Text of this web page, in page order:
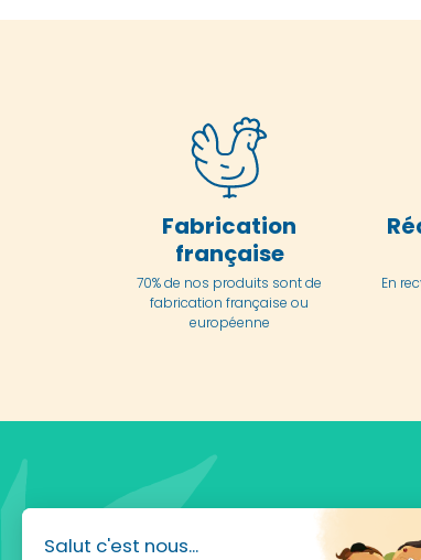
Salut c'est nous...
Fabrication
française
70% de nos produits sont de
fabrication française ou
européenne
En